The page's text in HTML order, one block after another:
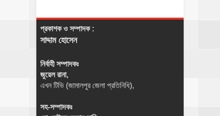
প্রকাশক ও সম্পাদক :
সাদ্দাম হোসেন
নির্বাহী সম্পাদকঃ
জুয়েল রানা,
এখন টিভি (জামালপুর জেলা প্রতিনিধি),
সহ-সম্পাদকঃ